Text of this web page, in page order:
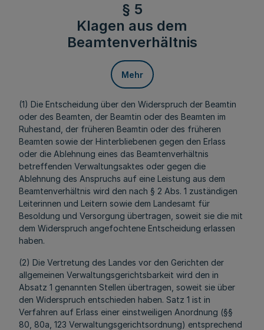
§ 5
Klagen aus dem
Beamtenverhältnis
Mehr
(1) Die Entscheidung über den Widerspruch der Beamtin
oder des Beamten, der Beamtin oder des Beamten im
Ruhestand, der früheren Beamtin oder des früheren
Beamten sowie der Hinterbliebenen gegen den Erlass
oder die Ablehnung eines das Beamtenverhältnis
betreffenden Verwaltungsaktes oder gegen die
Ablehnung des Anspruchs auf eine Leistung aus dem
Beamtenverhältnis wird den nach § 2 Abs. 1 zuständigen
Leiterinnen und Leitern sowie dem Landesamt für
Besoldung und Versorgung übertragen, soweit sie die mit
dem Widerspruch angefochtene Entscheidung erlassen
haben.
(2) Die Vertretung des Landes vor den Gerichten der
allgemeinen Verwaltungsgerichtsbarkeit wird den in
Absatz 1 genannten Stellen übertragen, soweit sie über
den Widerspruch entschieden haben. Satz 1 ist in
Verfahren auf Erlass einer einstweiligen Anordnung (§§
80, 80a, 123 Verwaltungsgerichtsordnung) entsprechend